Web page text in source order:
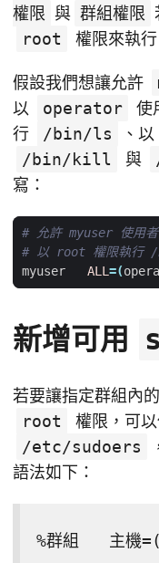
權限 與 群組權限
root
權限來執行
假設我們想讓允許
以
operator 使
行
/bin/ls 、以
/bin/kill
與
寫：
# 允許 myuser 使用
# 以 root 權限執
myuser ALL=(
新增可用
若要讓指定群組內
root
權限，可以
/etc/sudoers
語法如下：
%群組   主機